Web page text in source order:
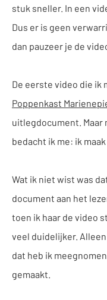
stuk sneller. In een
Dus er is geen
dan pauzeer je de
De eerste video die ik
Poppenkast
uitlegdocument. Maar
bedacht ik me: ik
Wat ik niet wist was
document aan het
toen ik haar de video
veel duidelijker.
dat heb ik
gemaakt.